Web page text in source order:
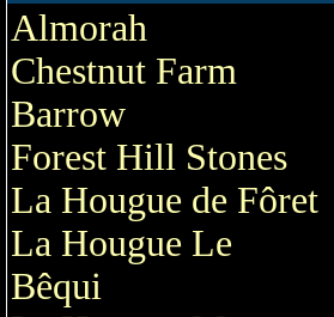
Almorah
Chestnut Farm
Barrow
Forest Hill Stones
La Hougue de Fôret
La Hougue Le
Bêqui